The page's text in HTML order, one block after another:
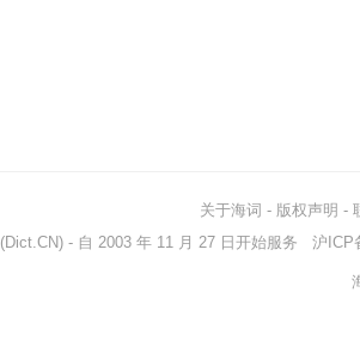
关于海词 - 版权声明 -
(Dict.CN) - 自 2003 年 11 月 27 日开始服务 沪ICP